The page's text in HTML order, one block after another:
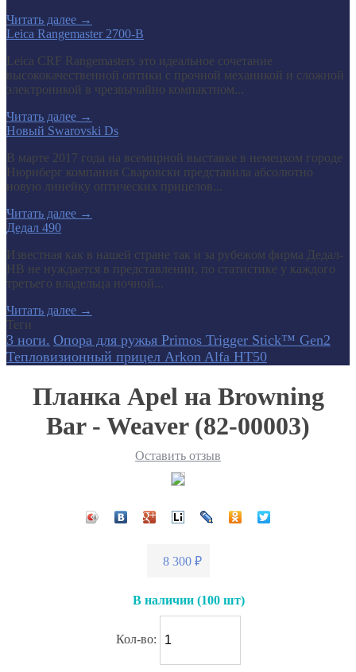
Читать далее →
Leica Rangemaster 2700-B
Leica CRF Rangemasters это идеальное сочетание
высококачественной оптики с прочной механикой и сложной
электроникой в чрезвычайно компактном...
Читать далее →
Новый Swarovski Ds
В марте 2017 года на всемирной выставке в немецком городе
Нюрнберг компания Сваровски представила абсолютно
новую линейку оптических прицелов...
Читать далее →
Дедал 490
Известная как в нашей стране так и за рубежом фирма Дедал-
НВ не нуждается в представлении, по статистике у каждого
третьего владельца ночной...
Читать далее →
Теги
3 ноги. Опора для ружья Primos Trigger Stick™ Gen2
Тепловизионный прицел Arkon Alfa HT50
Планка Apel на Browning
Bar - Weaver (82-00003)
Оставить отзыв
8 300 ₽
В наличии (100 шт)
Кол-во: